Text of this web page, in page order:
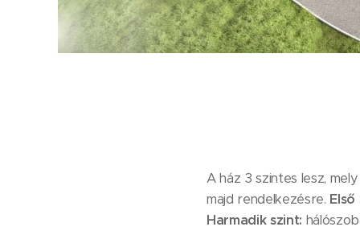
A ház 3 szintes lesz,
majd rendelkezésre. Első
Harmadik szint: